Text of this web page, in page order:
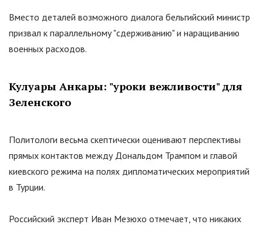
Вместо деталей возможного диалога бельгийский министр
призвал к параллельному"сдерживанию"и наращиванию
военных расходов.
Кулуары Анкары: "уроки вежливости"для
Зеленского
Политологи весьма скептически оценивают перспективы
прямых контактов между Дональдом Трампом и главой
киевского режима на полях дипломатических мероприятий
в Турции.
Российский эксперт Иван Мезюхо отмечает, что никаких